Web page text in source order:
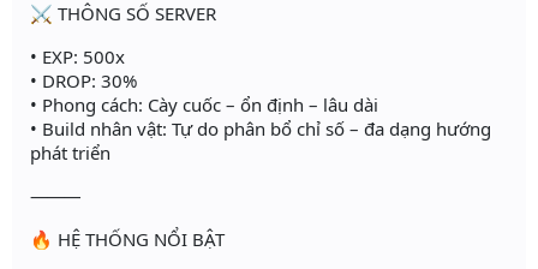
⚔️ THÔNG SỐ SERVER
• EXP: 500x
• DROP: 30%
• Phong cách: Cày cuốc – ổn định – lâu dài
• Build nhân vật: Tự do phân bổ chỉ số – đa dạng hướng
phát triển
⸻
🔥 HỆ THỐNG NỔI BẬT